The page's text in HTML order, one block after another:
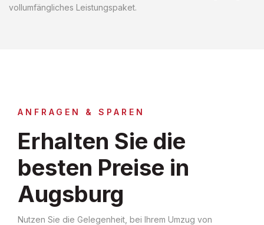
vollumfängliches Leistungspaket.
ANFRAGEN & SPAREN
Erhalten Sie die
besten Preise in
Augsburg
Nutzen Sie die Gelegenheit, bei Ihrem Umzug von